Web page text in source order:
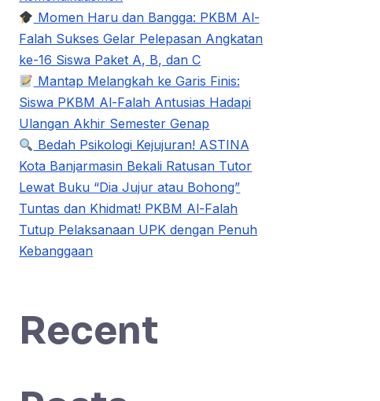
Momen Haru dan Bangga: PKBM Al-
Falah Sukses Gelar Pelepasan Angkatan
ke-16 Siswa Paket A, B, dan C
Mantap Melangkah ke Garis Finis:
Siswa PKBM Al-Falah Antusias Hadapi
Ulangan Akhir Semester Genap
Bedah Psikologi Kejujuran! ASTINA
Kota Banjarmasin Bekali Ratusan Tutor
Lewat Buku “Dia Jujur atau Bohong”
Tuntas dan Khidmat! PKBM Al-Falah
Tutup Pelaksanaan UPK dengan Penuh
Kebanggaan
Recent